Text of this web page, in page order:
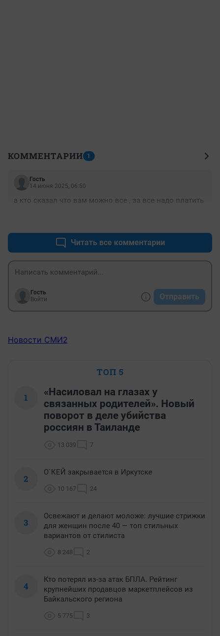
КОММЕНТАРИИ 1
Гость
14 июня 2025, 06:50
а кто сказал что вам можно все , за все надо платить
Читать все комментарии
Гость
Войти
Отправить
Новости СМИ2
ТОП 5
1
«Насиловал на глазах у
связанных родителей». Новый
поворот в деле убийства
россиян в Таиланде
13 039 7
2
О`КЕЙ закрывается в Иркутске
10 167 24
3
Освежают и делают моложе: лучшие стрижки
для женщин после 40 — топ стильных
вариантов от стилиста
8 248 2
4
Кто потерял из-за атак БПЛА. Рейтинг
крупнейших продавцов маркетплейсов из
Байкальского региона
5 775 3